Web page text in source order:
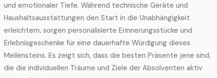
und emotionaler Tiefe. Während technische Geräte und
Haushaltsausstattungen den Start in die Unabhängigkeit
erleichtern, sorgen personalisierte Erinnerungsstücke und
Erlebnisgeschenke für eine dauerhafte Würdigung dieses
Meilensteins. Es zeigt sich, dass die besten Präsente jene sind,
die die individuellen Träume und Ziele der Absolventen aktiv